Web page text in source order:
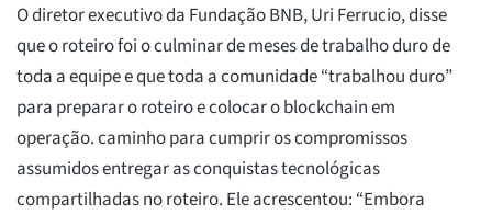
O diretor executivo da Fundação BNB, Uri Ferrucio, disse
que o roteiro foi o culminar de meses de trabalho duro de
toda a equipe e que toda a comunidade “trabalhou duro”
para preparar o roteiro e colocar o blockchain em
operação. caminho para cumprir os compromissos
assumidos entregar as conquistas tecnológicas
compartilhadas no roteiro. Ele acrescentou: “Embora